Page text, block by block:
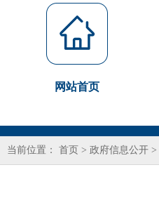
网站首页
当前位置： 首页 > 政府信息公开 >